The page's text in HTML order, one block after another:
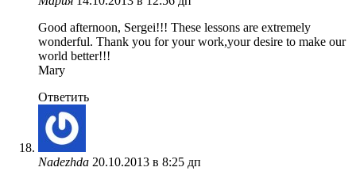
Good afternoon, Sergei!!! These lessons are extremely
wonderful. Thank you for your work,your desire to make our
world better!!!
Mary
Ответить
Nadezhda 20.10.2013 в 8:25 дп